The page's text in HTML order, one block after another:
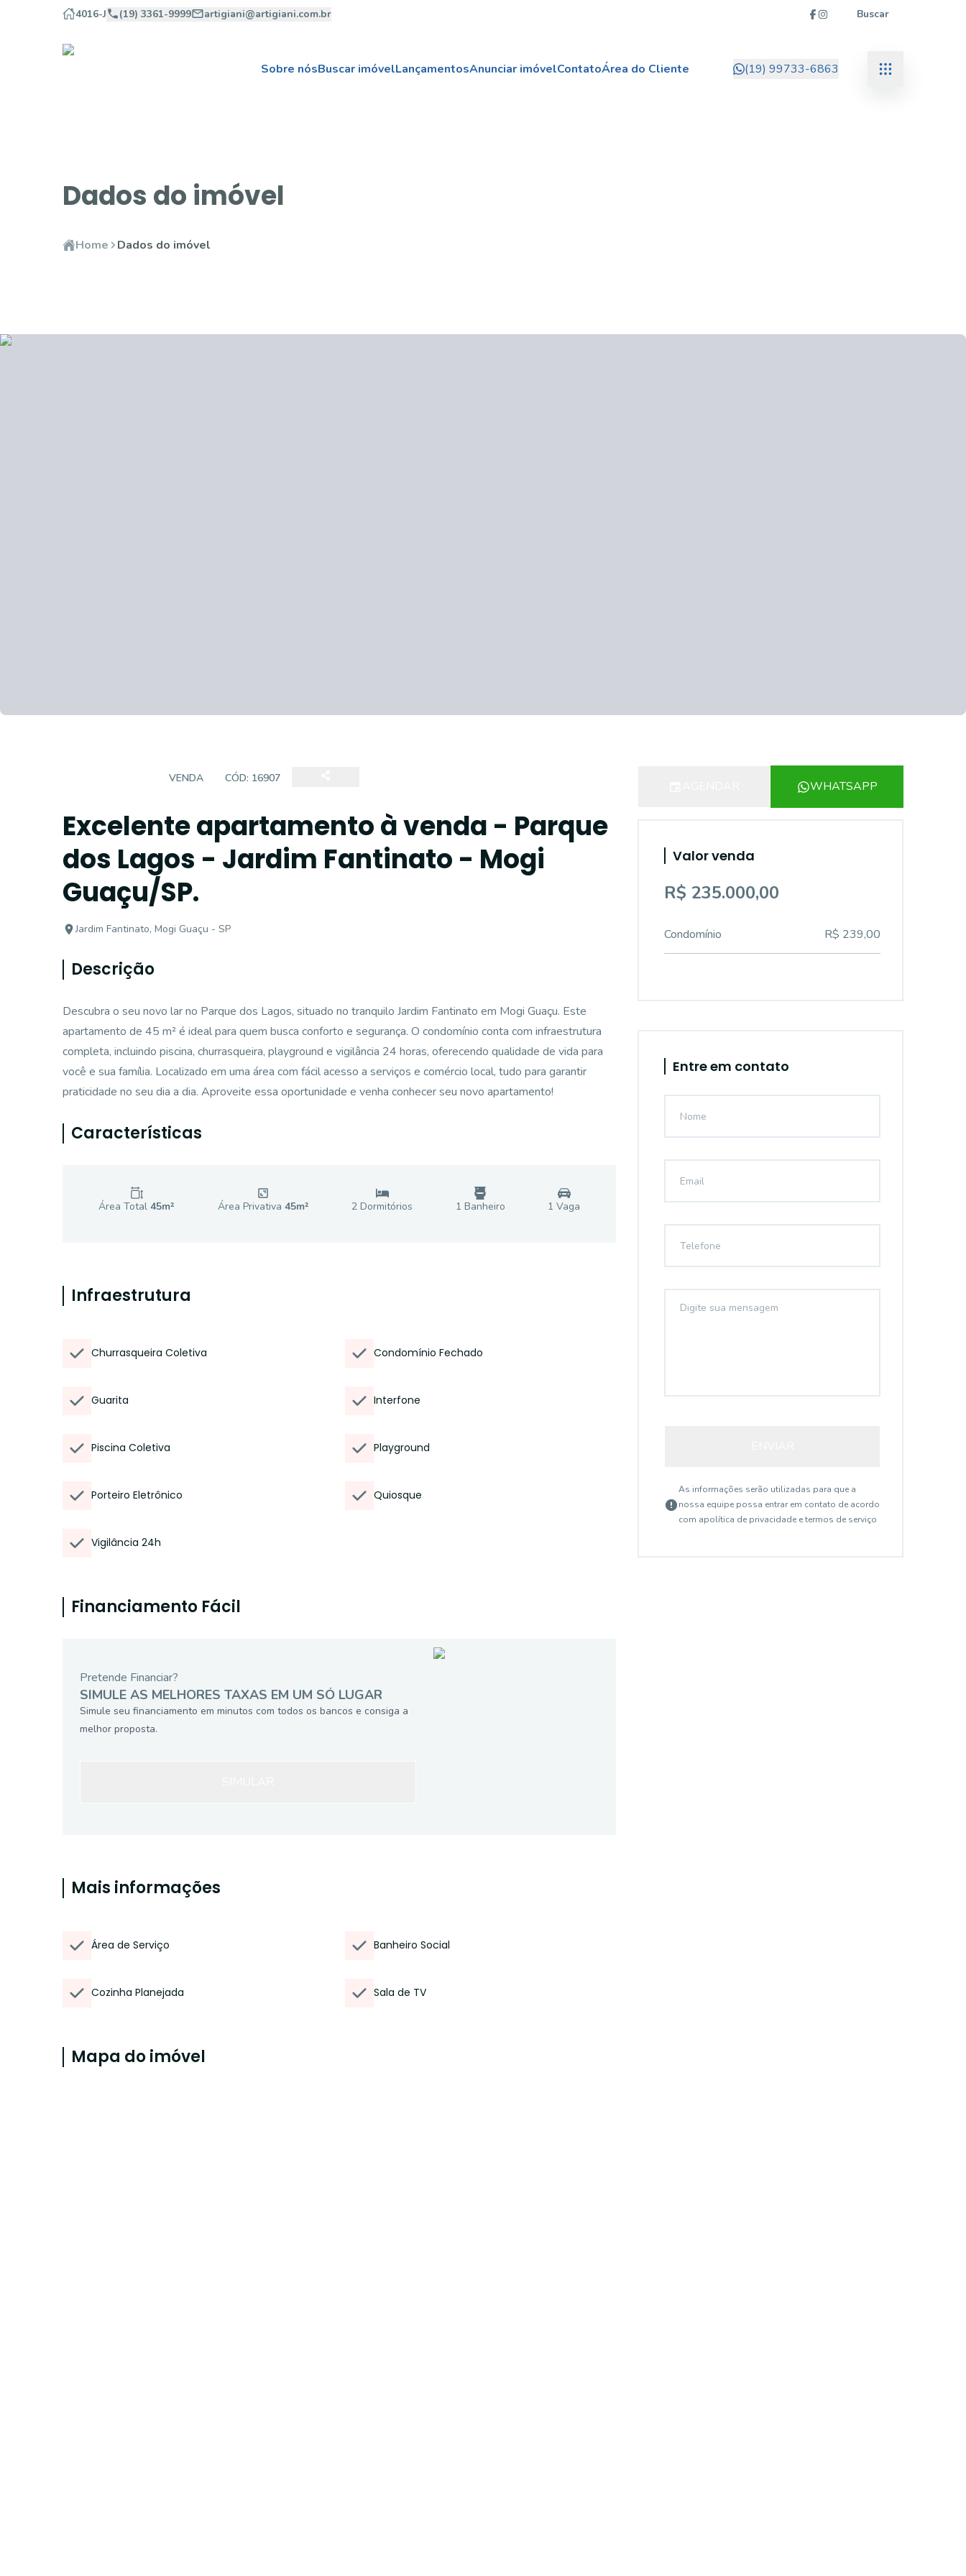
4016-J (19) 3361-9999 artigiani@artigiani.com.br Buscar
Sobre nósBuscar imóvelLançamentosAnunciar imóvelContatoÁrea do Cliente (19) 99733-6863
Dados do imóvel
Home Dados do imóvel
VENDA CÓD: 16907
Excelente apartamento à venda - Parque
dos Lagos - Jardim Fantinato - Mogi
Guaçu/SP.
Jardim Fantinato, Mogi Guaçu - SP
Descrição
Descubra o seu novo lar no Parque dos Lagos, situado no tranquilo Jardim Fantinato em Mogi Guaçu. Este
apartamento de 45 m² é ideal para quem busca conforto e segurança. O condomínio conta com infraestrutura
completa, incluindo piscina, churrasqueira, playground e vigilância 24 horas, oferecendo qualidade de vida para
você e sua família. Localizado em uma área com fácil acesso a serviços e comércio local, tudo para garantir
praticidade no seu dia a dia. Aproveite essa oportunidade e venha conhecer seu novo apartamento!
Características
Área Total 45m² Área Privativa 45m² 2 Dormitórios 1 Banheiro 1 Vaga
Infraestrutura
Churrasqueira Coletiva Condomínio Fechado
Guarita Interfone
Piscina Coletiva Playground
Porteiro Eletrônico Quiosque
Vigilância 24h
Financiamento Fácil
Pretende Financiar?
SIMULE AS MELHORES TAXAS EM UM SÓ LUGAR
Simule seu financiamento em minutos com todos os bancos e consiga a
melhor proposta.
Mais informações
Área de Serviço Banheiro Social
Cozinha Planejada Sala de TV
Mapa do imóvel
WHATSAPP
Valor venda
R$ 235.000,00
Condomínio R$ 239,00
Entre em contato
As informações serão utilizadas para que a
nossa equipe possa entrar em contato de acordo
com apolítica de privacidade e termos de serviço